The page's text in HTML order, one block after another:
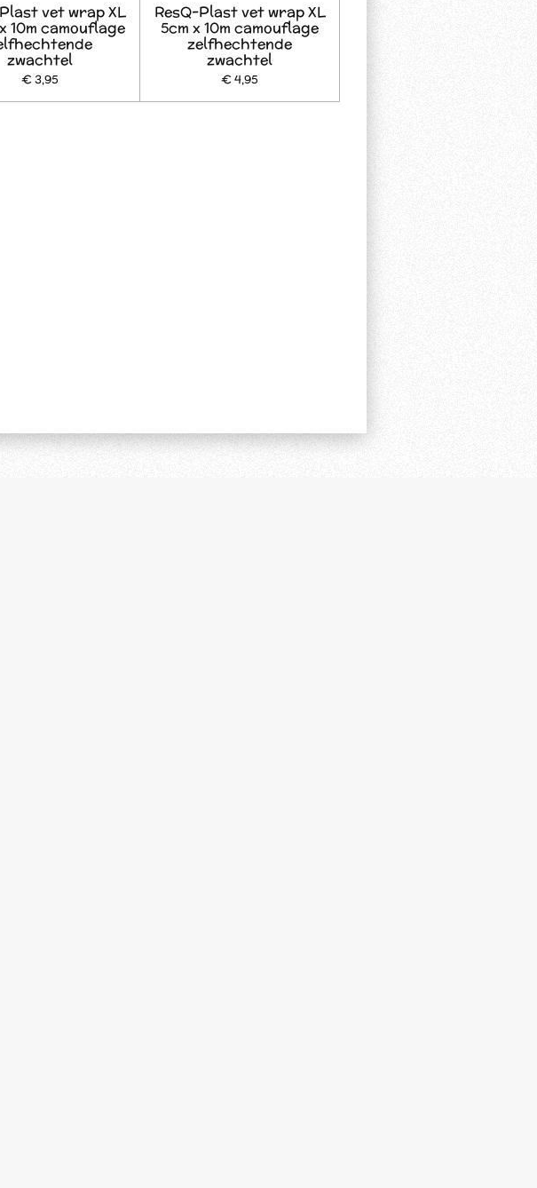
vet wrap XL
10m camouflage
zwachtel
€ 3,95
ResQ-Plast vet wrap XL
5cm x 10m camouflage
zelfhechtende
zwachtel
€ 4,95